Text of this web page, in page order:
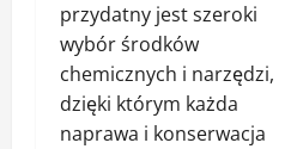
przydatny jest szeroki
wybór środków
chemicznych i narzędzi,
dzięki którym każda
naprawa i konserwacja